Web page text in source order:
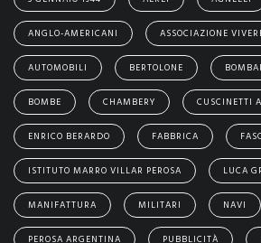
ANGLO-AMERICANI ASSOCIAZIONE
AUTOMOBILI BERTOLONE
BOMBE CHAMBERY CUSCINETTI
ENRICO BERARDO FABBRICA
ISTITUTO MARRO VILLAR PEROSA LUCA
MANIFATTURA MILITARI NAVI
PEROSA ARGENTINA PUBBLICITÀ